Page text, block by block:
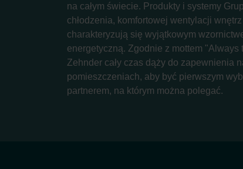
na całym świecie. Produkty i systemy
chłodzenia, komfortowej wentylacji
charakteryzują się wyjątkowym
energetyczną. Zgodnie z mottem "Always
Zehnder cały czas dąży do zapewnienia
pomieszczeniach, aby być pierwszym
partnerem, na którym można polegać.